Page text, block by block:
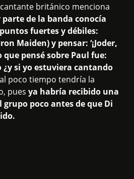
británico menciona
de la banda conocía
fuertes y débiles:
Maiden) y pensar: ‘¡Joder,
que pensé sobre Paul fue:
¿y si yo estuviera cantando
poco tiempo tendría la
puesya habría recibido una
poco antes de que Di